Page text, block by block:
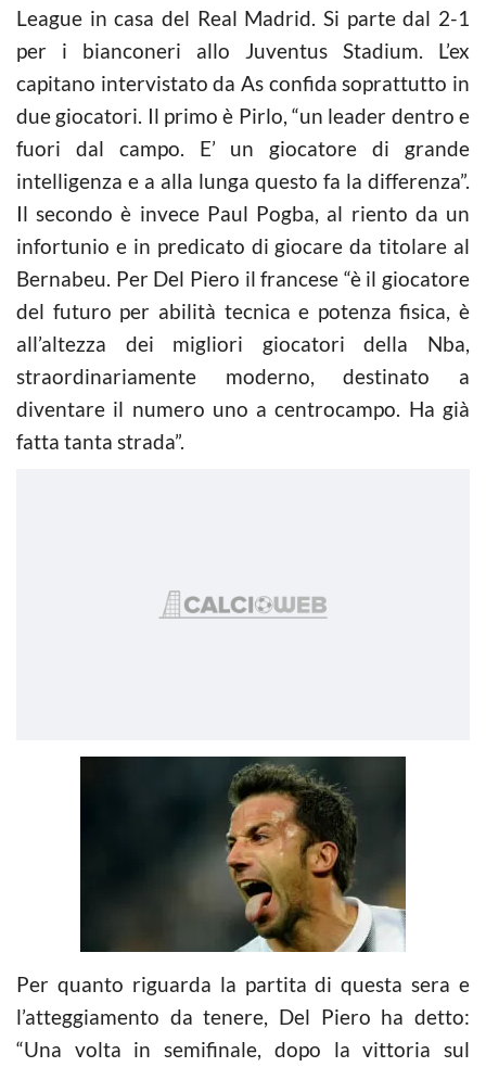
League in casa del Real Madrid. Si parte dal 2-1
per i bianconeri allo Juventus Stadium. L’ex
capitano intervistato da As confida soprattutto in
due giocatori. Il primo è Pirlo, “un leader dentro e
fuori dal campo. E’ un giocatore di grande
intelligenza e a alla lunga questo fa la differenza”.
Il secondo è invece Paul Pogba, al riento da un
infortunio e in predicato di giocare da titolare al
Bernabeu. Per Del Piero il francese “è il giocatore
del futuro per abilità tecnica e potenza fisica, è
all’altezza dei migliori giocatori della Nba,
straordinariamente moderno, destinato a
diventare il numero uno a centrocampo. Ha già
fatta tanta strada”.
Per quanto riguarda la partita di questa sera e
l’atteggiamento da tenere, Del Piero ha detto:
“Una volta in semifinale, dopo la vittoria sul